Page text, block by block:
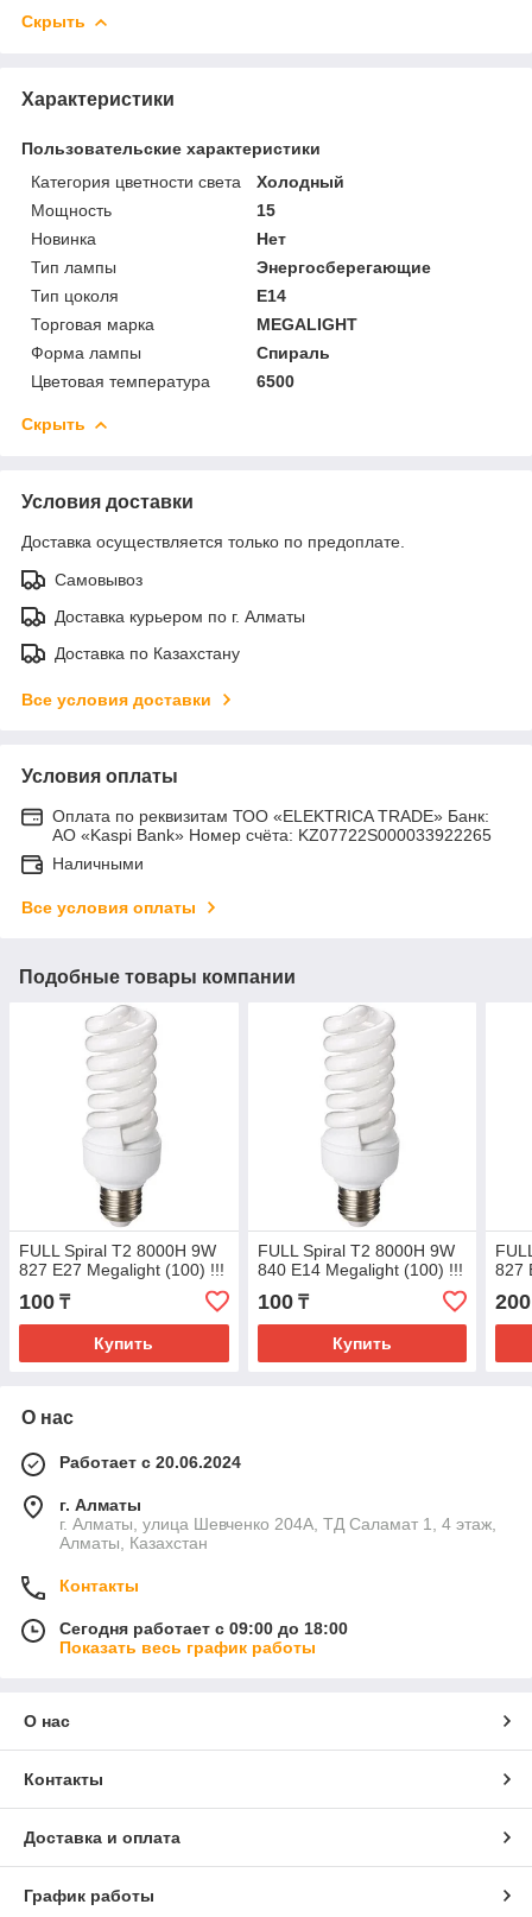
Скрыть
Характеристики
Пользовательские характеристики
Категория цветности света
Холодный
Мощность
15
Новинка
Нет
Тип лампы
Энергосберегающие
Тип цоколя
E14
Торговая марка
MEGALIGHT
Форма лампы
Спираль
Цветовая температура
6500
Скрыть
Условия доставки
Доставка осуществляется только по предоплате.
Самовывоз
Доставка курьером по г. Алматы
Доставка по Казахстану
Все условия доставки
Условия оплаты
Оплата по реквизитам ТОО «ELEKTRICA TRADE» Банк:
АО «Kaspi Bank» Номер счёта: KZ07722S000033922265
Наличными
Все условия оплаты
Подобные товары компании
FULL Spiral Т2 8000H 9W
827 E27 Megalight (100) !!!
100 ₸
Купить
FULL Spiral Т2 8000H 9W
840 E14 Megalight (100) !!!
100₸
Купить
827
200
О нас
Работает с 20.06.2024
г. Алматы
г. Алматы, улица Шевченко 204А, ТД Саламат 1, 4 этаж,
Алматы, Казахстан
Контакты
Сегодня работает с 09:00 до 18:00
Показать весь график работы
О нас
Контакты
Доставка и оплата
График работы